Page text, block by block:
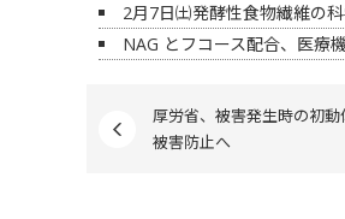
2月7日㈯発酵性食物繊維の
NAG とフコース配合、医療
厚労省、被害発生時の初
被害防止へ